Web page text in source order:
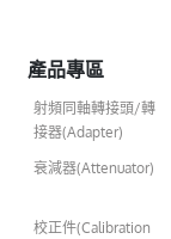
產品專區
射頻同軸轉接頭/轉
接器(Adapter)
衰減器(Attenuator)
校正件(Calibration